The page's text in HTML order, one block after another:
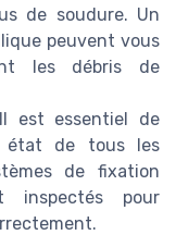
de soudure. Un
peuvent vous
les débris de
est essentiel de
état de tous les
de fixation
inspectés pour